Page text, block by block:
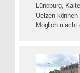
Lüneburg,
Uelzen können
Möglich macht